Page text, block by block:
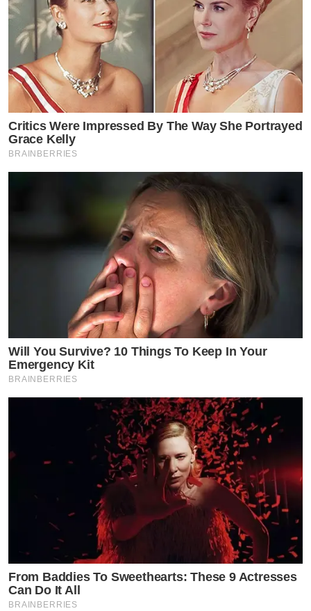
Critics Were Impressed By The Way She Portrayed
Grace Kelly
BRAINBERRIES
Will You Survive? 10 Things To Keep In Your
Emergency Kit
BRAINBERRIES
From Baddies To Sweethearts: These 9 Actresses
Can Do It All
BRAINBERRIES